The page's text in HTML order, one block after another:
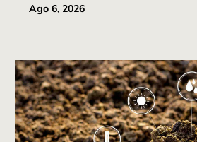
Ago 6, 2026